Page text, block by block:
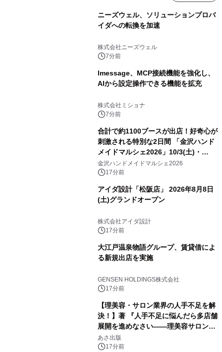
ニーズウェル、ソリューションプロバ
イダへの転換を加速
株式会社ニーズウェル
7分前
lmessage、MCP接続機能を強化し、
AIから設定操作できる機能を拡充
株式会社ミショナ
7分前
合計で約1100ブースが出店！好奇心が
刺激される特別な2日間 「金沢ハンド
メイドマルシェ2026」10/3(土)・
10/4(日)開催
金沢ハンドメイドマルシェ2026
17分前
アイダ設計「松阪店」 2026年8月8日
(土)グランドオープン
株式会社アイダ設計
17分前
大江戸温泉物語グループ、賃貸借によ
る新規出店を実施
GENSEN HOLDINGS株式会社
17分前
【理美容・サロン業界の人手不足を解
決！】著 『人手不足に悩んだら多店舗
展開を進めなさい――理美容サロン
「多店舗展開」の教科書』2026年8月
24日（月）発売
あさ出版
17分前